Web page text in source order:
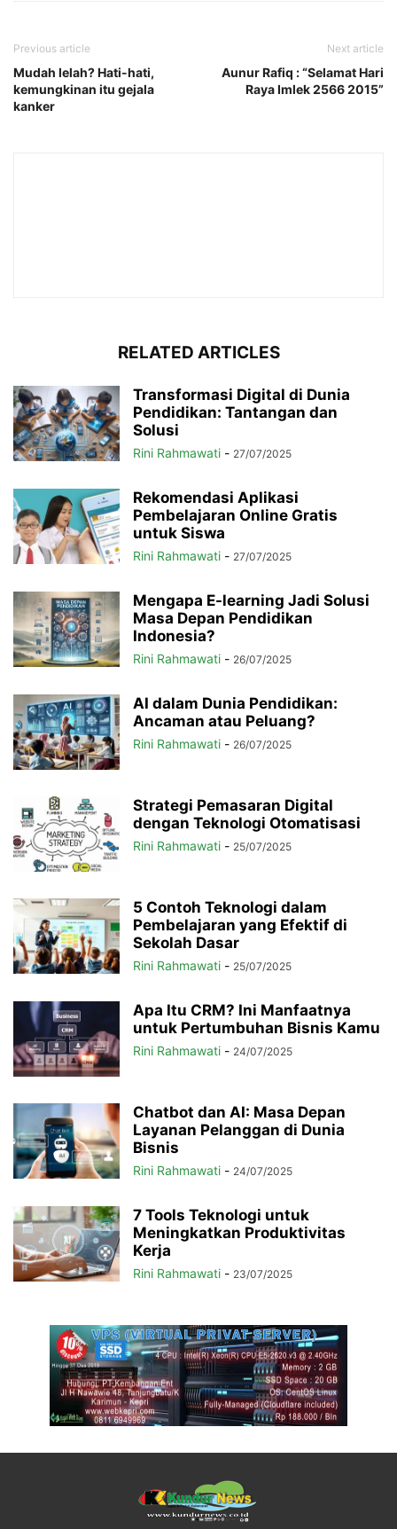
Previous article
Mudah lelah? Hati-hati,
kemungkinan itu gejala
kanker
Next article
Aunur Rafiq : “Selamat Hari
Raya Imlek 2566 2015”
RELATED ARTICLES
Transformasi Digital di Dunia
Pendidikan: Tantangan dan
Solusi
Rini Rahmawati - 27/07/2025
Rekomendasi Aplikasi
Pembelajaran Online Gratis
untuk Siswa
Rini Rahmawati - 27/07/2025
Mengapa E-learning Jadi Solusi
Masa Depan Pendidikan
Indonesia?
Rini Rahmawati - 26/07/2025
AI dalam Dunia Pendidikan:
Ancaman atau Peluang?
Rini Rahmawati - 26/07/2025
Strategi Pemasaran Digital
dengan Teknologi Otomatisasi
Rini Rahmawati - 25/07/2025
5 Contoh Teknologi dalam
Pembelajaran yang Efektif di
Sekolah Dasar
Rini Rahmawati - 25/07/2025
Apa Itu CRM? Ini Manfaatnya
untuk Pertumbuhan Bisnis Kamu
Rini Rahmawati - 24/07/2025
Chatbot dan AI: Masa Depan
Layanan Pelanggan di Dunia
Bisnis
Rini Rahmawati - 24/07/2025
7 Tools Teknologi untuk
Meningkatkan Produktivitas
Kerja
Rini Rahmawati - 23/07/2025